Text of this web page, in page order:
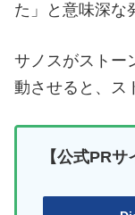
た」と意味深な
サノスがストー
動させると、ス
【公式PRサ